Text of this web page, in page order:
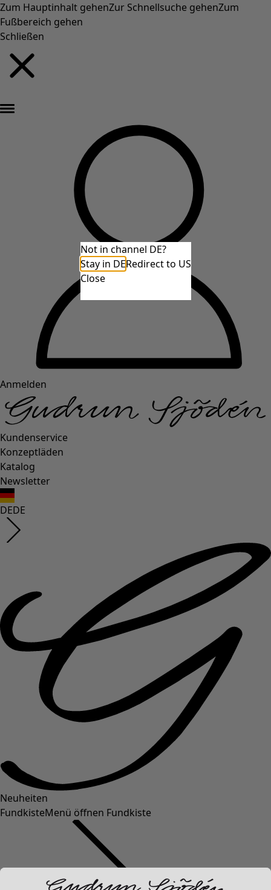
Zum Hauptinhalt gehenZur Schnellsuche gehenZum
Fußbereich gehen
Schließen
Anmelden
Kundenservice
Konzeptläden
Katalog
Newsletter
DEDE
Neuheiten
FundkisteMenü öffnen Fundkiste
Not in channel DE?
Stay in DERedirect to US
Close